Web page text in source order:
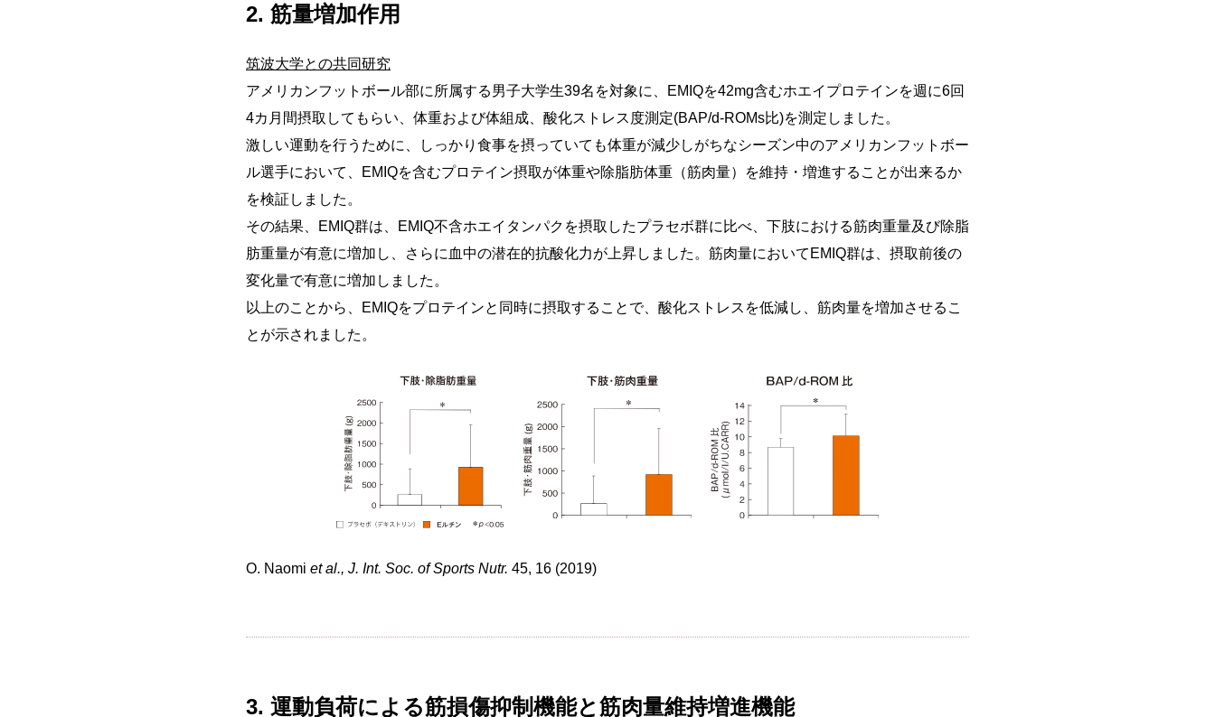
2. 筋量増加作用
筑波大学との共同研究
アメリカンフットボール部に所属する男子大学生39名を対象に、EMIQを42mg含むホエイプロテインを週に6回
4カ月間摂取してもらい、体重および体組成、酸化ストレス度測定(BAP/d-ROMs比)を測定しました。
激しい運動を行うために、しっかり食事を摂っていても体重が減少しがちなシーズン中のアメリカンフットボー
ル選手において、EMIQを含むプロテイン摂取が体重や除脂肪体重（筋肉量）を維持・増進することが出来るか
を検証しました。
その結果、EMIQ群は、EMIQ不含ホエイタンパクを摂取したプラセボ群に比べ、下肢における筋肉重量及び除脂
肪重量が有意に増加し、さらに血中の潜在的抗酸化力が上昇しました。筋肉量においてEMIQ群は、摂取前後の
変化量で有意に増加しました。
以上のことから、EMIQをプロテインと同時に摂取することで、酸化ストレスを低減し、筋肉量を増加させるこ
とが示されました。
O. Naomi et al., J. Int. Soc. of Sports Nutr. 45, 16 (2019)
3. 運動負荷による筋損傷抑制機能と筋肉量維持増進機能